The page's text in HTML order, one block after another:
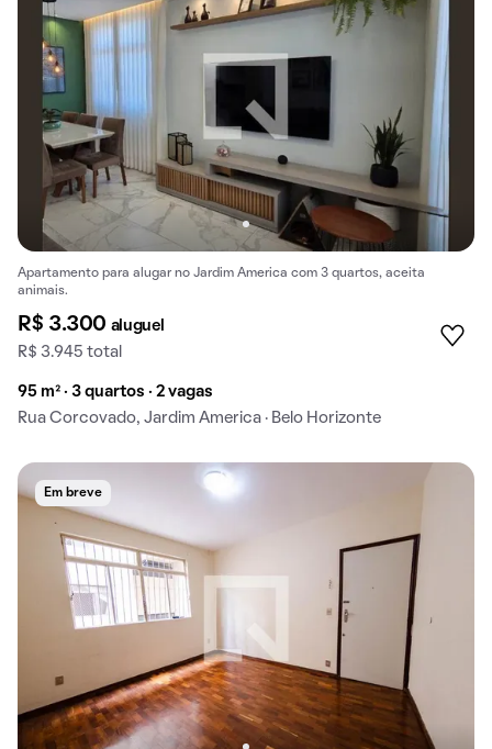
Apartamento para alugar no Jardim America com 3 quartos, aceita
animais.
R$ 3.300 aluguel
R$ 3.945 total
95 m² · 3 quartos · 2 vagas
Rua Corcovado, Jardim America · Belo Horizonte
Em breve